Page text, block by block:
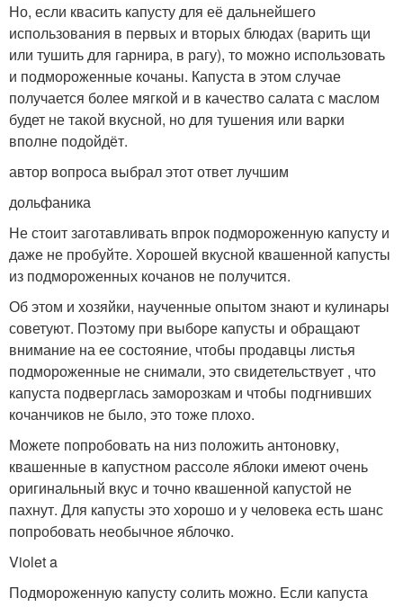
Но, если квасить капусту для её дальнейшего
использования в первых и вторых блюдах (варить щи
или тушить для гарнира, в рагу), то можно использовать
и подмороженные кочаны. Капуста в этом случае
получается более мягкой и в качество салата с маслом
будет не такой вкусной, но для тушения или варки
вполне подойдёт.
автор вопроса выбрал этот ответ лучшим
дольф­аника
Не стоит заготавливать впрок подмороженную капусту и
даже не пробуйте. Хорошей вкусной квашенной капусты
из подмороженных кочанов не получится.
Об этом и хозяйки, наученные опытом знают и кулинары
советуют. Поэтому при выборе капусты и обращают
внимание на ее состояние, чтобы продавцы листья
подмороженные не снимали, это свидетельствует , что
капуста подверглась заморозкам и чтобы подгнивших
кочанчиков не было, это тоже плохо.
Можете попробовать на низ положить антоновку,
квашенные в капустном рассоле яблоки имеют очень
оригинальный вкус и точно квашенной капустой не
пахнут. Для капусты это хорошо и у человека есть шанс
попробовать необычное яблочко.
Viole­t a
Подмороженную капусту солить можно. Если капуста